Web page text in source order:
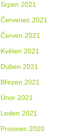
Srpen 2021
Červenec 2021
Červen 2021
Květen 2021
Duben 2021
Březen 2021
Únor 2021
Leden 2021
Prosinec 2020